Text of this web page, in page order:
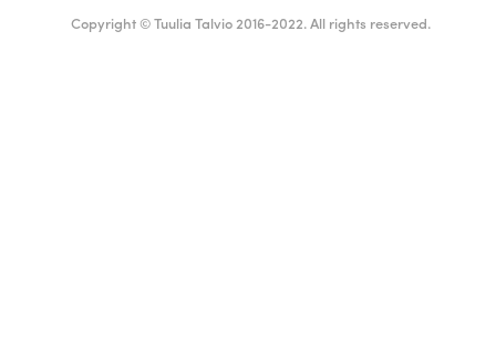
Copyright © Tuulia Talvio 2016-2022. All rights reserved.